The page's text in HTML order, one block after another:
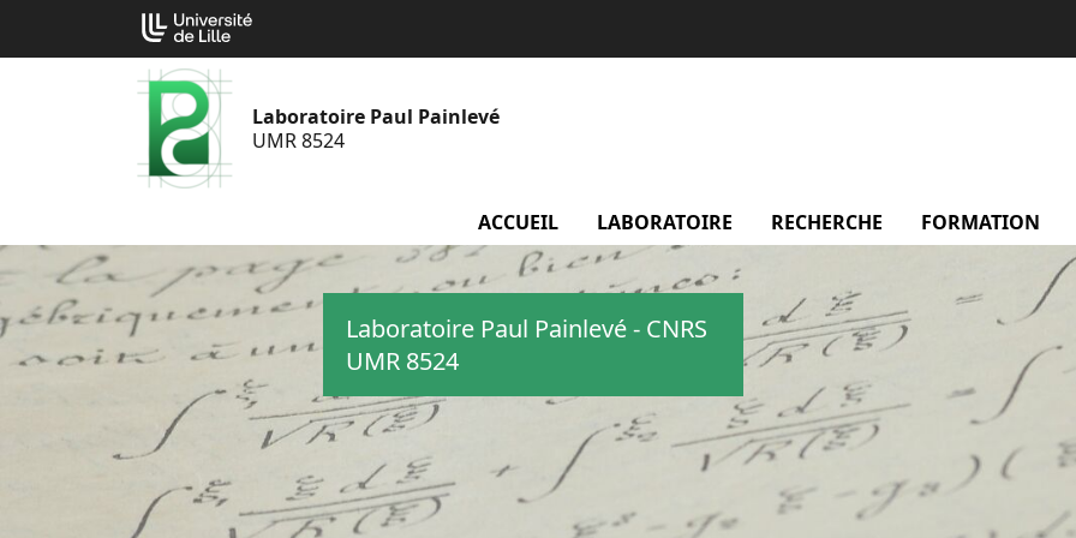
contenu
Laboratoire Paul Painlevé
UMR 8524
ACCUEIL LABORATOIRE menu Laboratoire
RECHERCHE menu Recherche
FORMATION
Laboratoire Paul Painlevé - CNRS
UMR 8524
Cookies management panel